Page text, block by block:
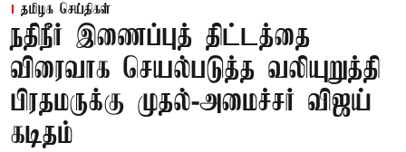
தமிழக செய்திகள்
நதிநீர் இணைப்புத் திட்டத்தை
விரைவாக செயல்படுத்த வலியுறுத்தி
பிரதமருக்கு முதல்-அமைச்சர் விஜய்
கடிதம்